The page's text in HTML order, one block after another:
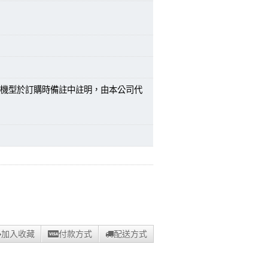
型於訂購時備註中註明，由本公司代
加入收藏 付款方式 配送方式